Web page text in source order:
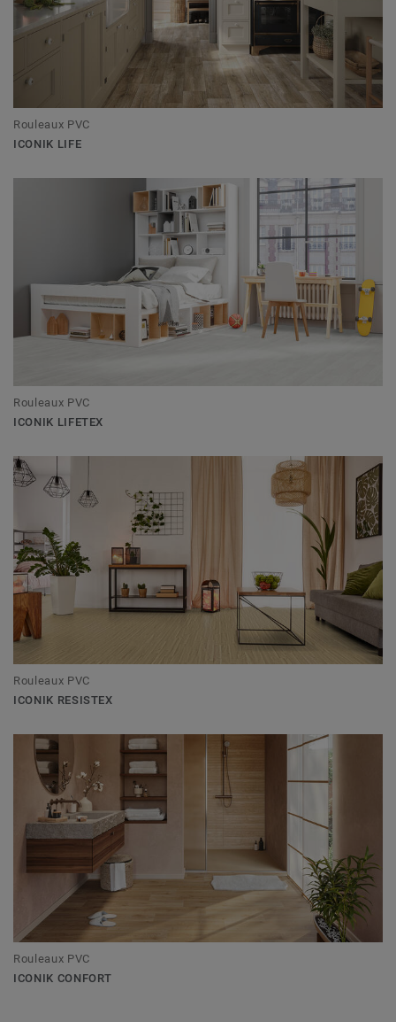
Rouleaux PVC
ICONIK LIFE
Rouleaux PVC
ICONIK LIFETEX
Rouleaux PVC
ICONIK RESISTEX
Rouleaux PVC
ICONIK CONFORT